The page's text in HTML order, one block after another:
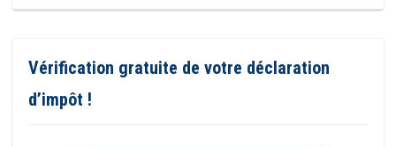
Vérification gratuite de votre déclaration
d’impôt !